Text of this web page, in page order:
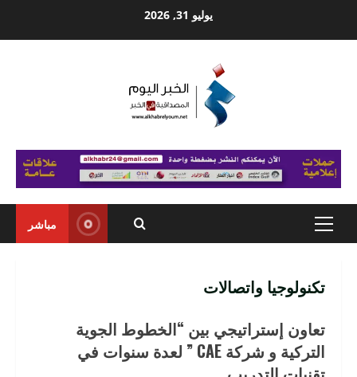
يوليو 31, 2026
Primary
مباشر
تكنولوجيا واتصالات
تعاون إستراتيجي بين “الخطوط الجوية
التركية و شركة CAE ” لعدة سنوات في